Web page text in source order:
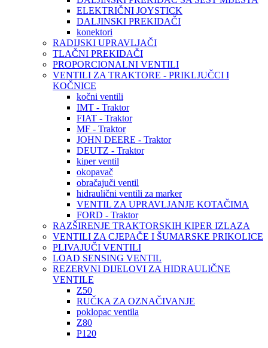
ELEKTRIČNI JOYSTICK
DALJINSKI PREKIDAČI
konektori
RADIJSKI UPRAVLJAČI
TLAČNI PREKIDAČI
PROPORCIONALNI VENTILI
VENTILI ZA TRAKTORE - PRIKLJUČCI I
KOČNICE
kočni ventili
IMT - Traktor
FIAT - Traktor
MF - Traktor
JOHN DEERE - Traktor
DEUTZ - Traktor
kiper ventil
okopavač
obračajuči ventil
hidraulični ventili za marker
VENTIL ZA UPRAVLJANJE KOTAČIMA
FORD - Traktor
RAZŠIRENJE TRAKTORSKIH KIPER IZLAZA
VENTILI ZA CJEPAČE I ŠUMARSKE PRIKOLICE
PLIVAJUČI VENTILI
LOAD SENSING VENTIL
REZERVNI DIJELOVI ZA HIDRAULIČNE
VENTILE
Z50
RUČKA ZA OZNAČIVANJE
poklopac ventila
Z80
P120